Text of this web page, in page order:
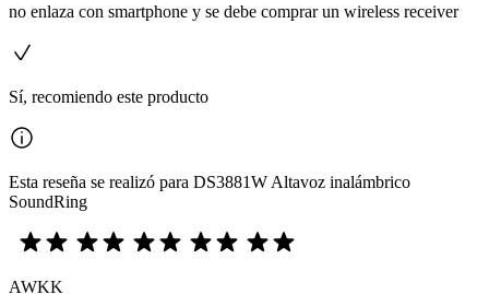
no enlaza con smartphone y se debe comprar un wireless receiver
Sí, recomiendo este producto
Esta reseña se realizó para DS3881W Altavoz inalámbrico
SoundRing
AWKK